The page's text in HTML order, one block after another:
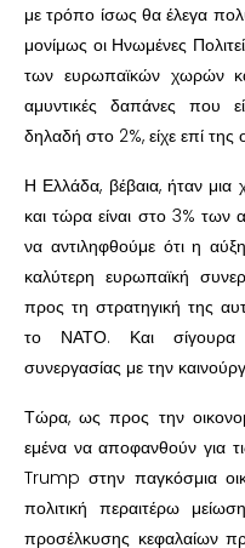
με τρόπο ίσως θα έλεγα
μονίμως οι Ηνωμένες
των ευρωπαϊκών χωρών
αμυντικές δαπάνες που
δηλαδή στο 2%, είχε επί της
Η Ελλάδα, βέβαια, ήταν
και τώρα είναι στο 3% των
να αντιληφθούμε ότι η
καλύτερη ευρωπαϊκή
προς τη στρατηγική της
το ΝΑΤΟ. Και σίγουρα
συνεργασίας με την
Τώρα, ως προς την
εμένα να αποφανθούν για
Trump στην παγκόσμια
πολιτική περαιτέρω
προσέλκυσης κεφαλαίων